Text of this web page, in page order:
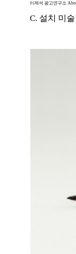
이제석 광고연구소
C. 설치 미